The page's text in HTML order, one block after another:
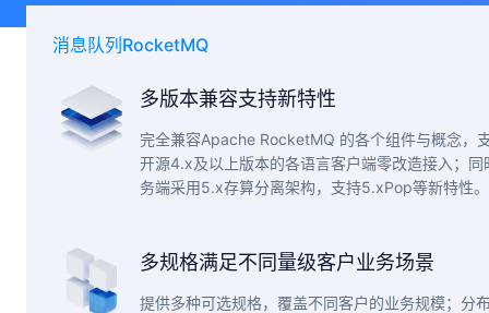
消息队列RocketMQ
多版本兼容支持新特性
完全兼容Apache RocketMQ 的各个组件与概念，
开源4.x及以上版本的各语言客户端零改造接入；同
务端采用5.x存算分离架构，支持5.xPop等新特性。
多规格满足不同量级客户业务场景
提供多种可选规格，覆盖不同客户的业务规模；分